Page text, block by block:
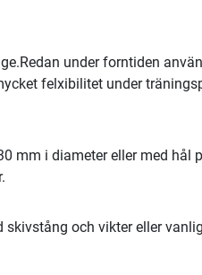
under forntiden
felxibilitet under
mm i diameter eller med hål
och vikter eller